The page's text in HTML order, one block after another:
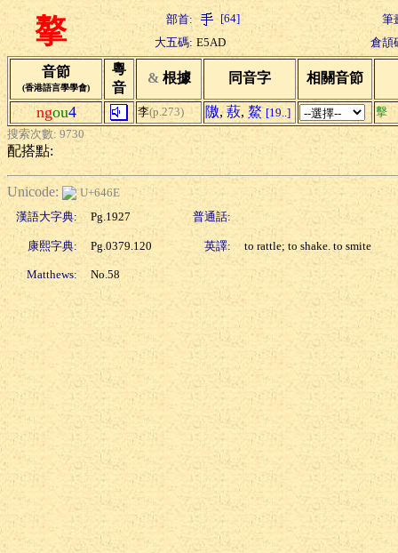
摮 部首: [64]
筆
大五碼: E5AD 倉頡
音節
(香港語言學學會)
粵
音
& 根據 同音字 相關音節
ngou4 李(p.273) 隞, 蔜, 鰲 [19..]
擊
搜索次數: 9730
配搭點:
Unicode:
U+646E
漢語大字典:
Pg.1927 普通話:
康熙字典: Pg.0379.120 英譯: to rattle; to shake. to smite
Matthews: No.58